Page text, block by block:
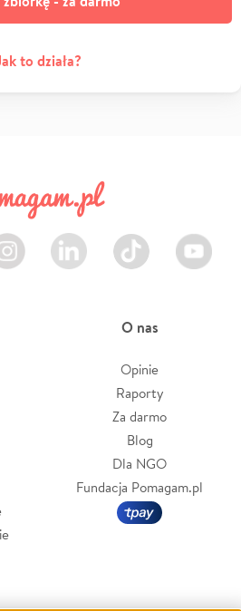
to działa?
LinkedIn TikTok Youtube
O nas
Opinie
Raporty
Za darmo
Blog
Dla NGO
Fundacja Pomagam.pl